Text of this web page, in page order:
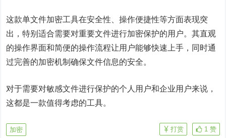
这款单文件加密工具在安全性、操作便捷性等方面表现突
出，特别适合需要对重要文件进行加密保护的用户。其直观
的操作界面和简便的操作流程让用户能够快速上手，同时通
过完善的加密机制确保文件信息的安全。
对于需要对敏感文件进行保护的个人用户和企业用户来说，
这都是一款值得考虑的工具。
加密 1 赞
打赏